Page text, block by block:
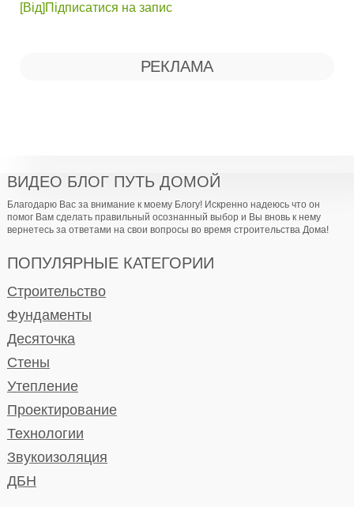
[Від]Підписатися на запис
РЕКЛАМА
ВИДЕО БЛОГ ПУТЬ ДОМОЙ
Благодарю Вас за внимание к моему Блогу! Искренно надеюсь что он
помог Вам сделать правильный осознанный выбор и Вы вновь к нему
вернетесь за ответами на свои вопросы во время строительства Дома!
ПОПУЛЯРНЫЕ КАТЕГОРИИ
Строительство
Фундаменты
Десяточка
Стены
Утепление
Проектирование
Технологии
Звукоизоляция
ДБН